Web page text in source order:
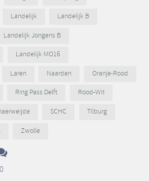
Landelijk
Landelijk B
Landelijk Jongens B
Landelijk MO16
Laren Naarden
Oranje-Rood
Ring Pass Delft
Rood-Wit
SCHC
Tilburg
Zwolle
0